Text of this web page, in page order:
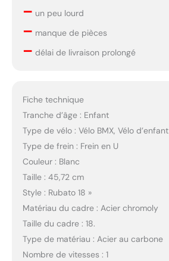
– un peu lourd
– manque de pièces
– délai de livraison prolongé
Fiche technique
Tranche d’âge : Enfant
Type de vélo : Vélo BMX, Vélo d’enfant
Type de frein : Frein en U
Couleur : Blanc
Taille : 45,72 cm
Style : Rubato 18 »
Matériau du cadre : Acier chromoly
Taille du cadre : 18.
Type de matériau : Acier au carbone
Nombre de vitesses : 1